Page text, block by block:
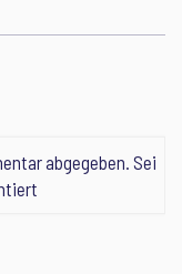
abgegeben. Sei